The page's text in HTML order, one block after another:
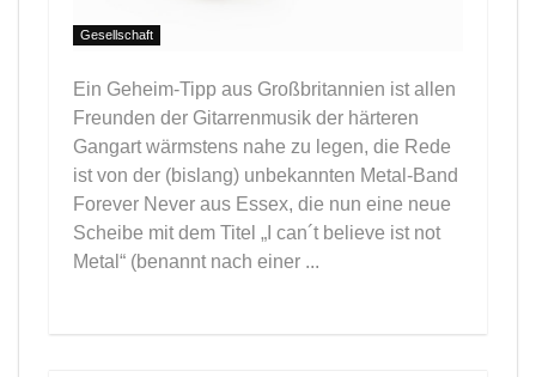
Gesellschaft
Ein Geheim-Tipp aus Großbritannien ist allen
Freunden der Gitarrenmusik der härteren
Gangart wärmstens nahe zu legen, die Rede
ist von der (bislang) unbekannten Metal-Band
Forever Never aus Essex, die nun eine neue
Scheibe mit dem Titel „I can´t believe ist not
Metal“ (benannt nach einer ...